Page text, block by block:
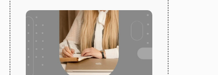
uniknąć
problemów
z
dłużnikami
–
Gorzów